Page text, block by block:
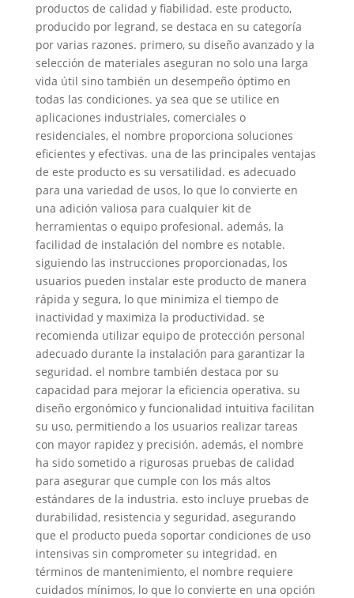
productos de calidad y fiabilidad. este producto,
producido por legrand, se destaca en su categoría
por varias razones. primero, su diseño avanzado y la
selección de materiales aseguran no solo una larga
vida útil sino también un desempeño óptimo en
todas las condiciones. ya sea que se utilice en
aplicaciones industriales, comerciales o
residenciales, el nombre proporciona soluciones
eficientes y efectivas. una de las principales ventajas
de este producto es su versatilidad. es adecuado
para una variedad de usos, lo que lo convierte en
una adición valiosa para cualquier kit de
herramientas o equipo profesional. además, la
facilidad de instalación del nombre es notable.
siguiendo las instrucciones proporcionadas, los
usuarios pueden instalar este producto de manera
rápida y segura, lo que minimiza el tiempo de
inactividad y maximiza la productividad. se
recomienda utilizar equipo de protección personal
adecuado durante la instalación para garantizar la
seguridad. el nombre también destaca por su
capacidad para mejorar la eficiencia operativa. su
diseño ergonómico y funcionalidad intuitiva facilitan
su uso, permitiendo a los usuarios realizar tareas
con mayor rapidez y precisión. además, el nombre
ha sido sometido a rigurosas pruebas de calidad
para asegurar que cumple con los más altos
estándares de la industria. esto incluye pruebas de
durabilidad, resistencia y seguridad, asegurando
que el producto pueda soportar condiciones de uso
intensivas sin comprometer su integridad. en
términos de mantenimiento, el nombre requiere
cuidados mínimos, lo que lo convierte en una opción